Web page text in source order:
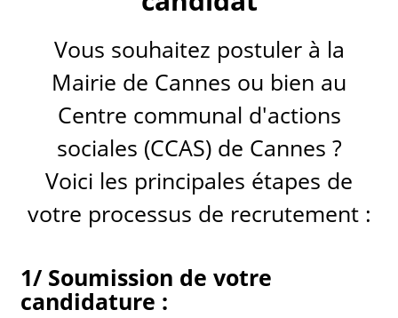
Vous souhaitez postuler à la
Mairie de Cannes ou bien au
Centre communal d'actions
sociales (CCAS) de Cannes ?
Voici les principales étapes de
votre processus de recrutement :
1/ Soumission de votre
candidature :